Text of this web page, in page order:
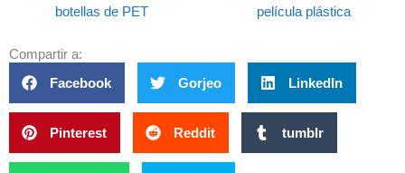
botellas de PET
película plástica
Compartir a:
Facebook Gorjeo LinkedIn
Pinterest Reddit tumblr